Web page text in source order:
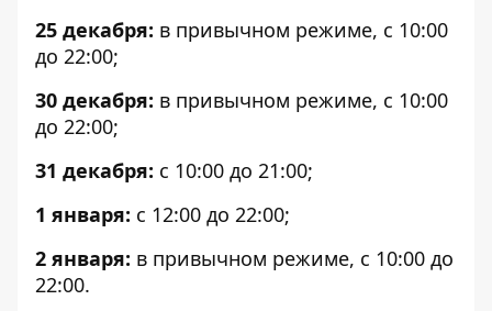
25 декабря: в привычном режиме, с 10:00
до 22:00;
30 декабря: в привычном режиме, с 10:00
до 22:00;
31 декабря: с 10:00 до 21:00;
1 января: с 12:00 до 22:00;
2 января: в привычном режиме, с 10:00 до
22:00.